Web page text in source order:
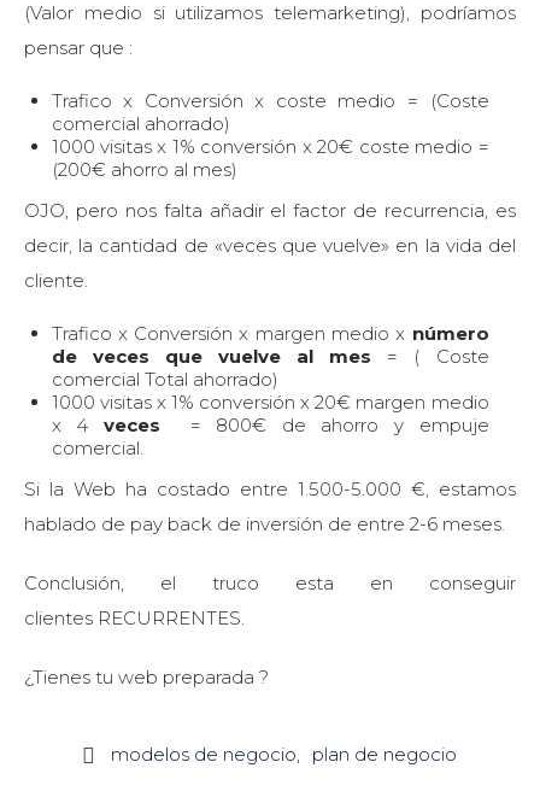
(Valor medio si utilizamos telemarketing), podríamos
pensar que :
Trafico x Conversión x coste medio = (Coste
comercial ahorrado)
1000 visitas x 1% conversión x 20€ coste medio =
(200€ ahorro al mes)
OJO, pero nos falta añadir el factor de recurrencia, es
decir, la cantidad de «veces que vuelve» en la vida del
cliente.
Trafico x Conversión x margen medio x número
de veces que vuelve al mes = ( Coste
comercial Total ahorrado)
1000 visitas x 1% conversión x 20€ margen medio
x 4 veces
= 800€ de ahorro y empuje
comercial.
Si la Web ha costado entre 1.500-5.000 €, estamos
hablado de pay back de inversión de entre 2-6 meses.
Conclusión, el truco esta en conseguir
clientes RECURRENTES.
¿Tienes tu web preparada ?
 modelos de negocio plan de negocio